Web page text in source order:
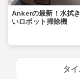
Ankerの最新！水拭
いロボット掃除機
タ